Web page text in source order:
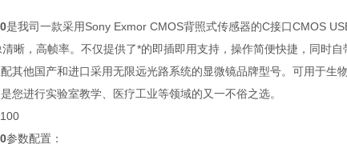
是我司一款采用Sony Exmor CMOS背照式传感器的C接口CMOS
晰，高帧率。不仅提供了*的即插即用支持，操作简便快捷，同时
其他国产和进口采用无限远光路系统的显微镜品牌型号。可用于生
您进行实验室教学、医疗工业等领域的又一不俗之选。
参数配置：